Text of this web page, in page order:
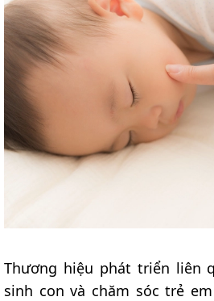
Thương hiệu phát triển liên
sinh con và chăm sóc trẻ